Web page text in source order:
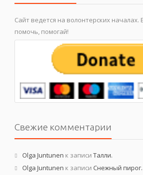
Сайт ведется на волонтерских началах.
помочь, помогай!
Свежие комментарии
Olga Juntunen к записи Талли.
Olga Juntunen к записи Снежный пирог.